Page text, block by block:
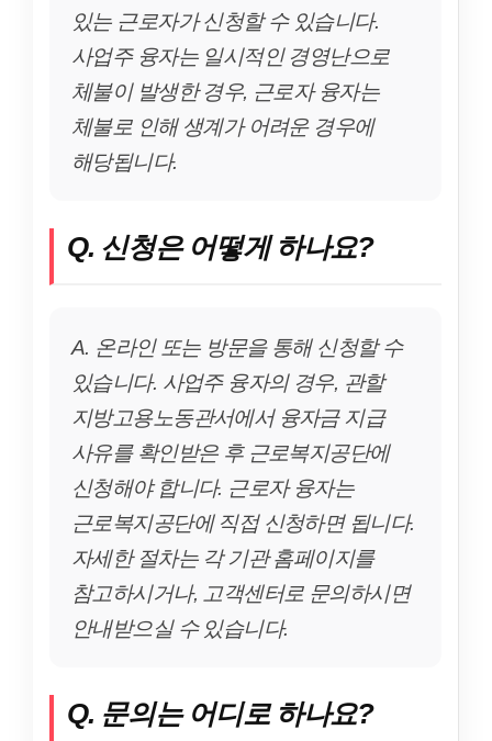
있는 근로자가 신청할 수 있습니다.
사업주 융자는 일시적인 경영난으로
체불이 발생한 경우, 근로자 융자는
체불로 인해 생계가 어려운 경우에
해당됩니다.
Q. 신청은 어떻게 하나요?
A. 온라인 또는 방문을 통해 신청할 수
있습니다. 사업주 융자의 경우, 관할
지방고용노동관서에서 융자금 지급
사유를 확인받은 후 근로복지공단에
신청해야 합니다. 근로자 융자는
근로복지공단에 직접 신청하면 됩니다.
자세한 절차는 각 기관 홈페이지를
참고하시거나, 고객센터로 문의하시면
안내받으실 수 있습니다.
Q. 문의는 어디로 하나요?